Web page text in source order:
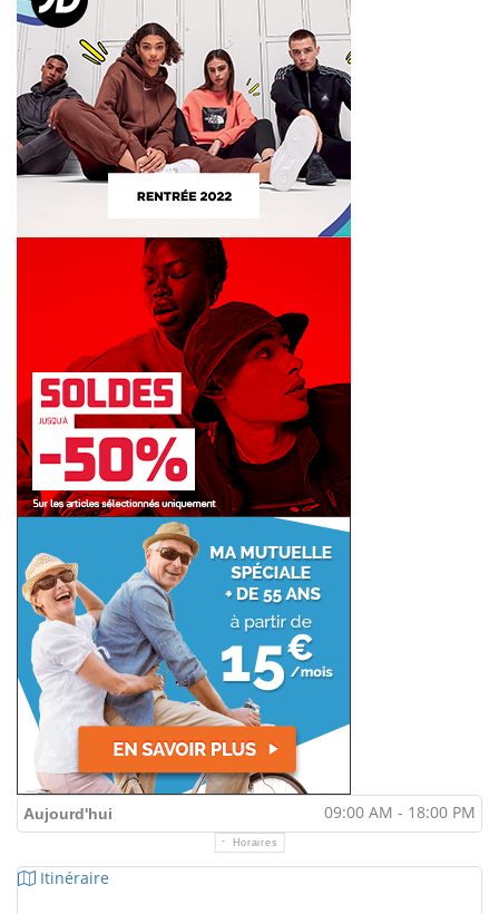
Aujourd'hui 09:00 AM - 18:00 PM
Horaires
Itinéraire